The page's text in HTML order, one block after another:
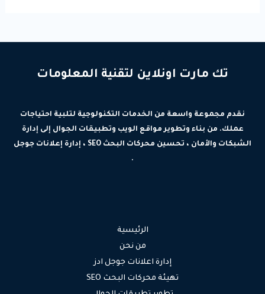
تك مارت اونلاين لتقنية المعلومات
نقدم مجموعة واسعة من الخدمات التكنولوجية لتلبية احتياجات
عملك. من بناء وتطوير مواقع الويب وتطبيقات الجوال إلى إدارة
الشبكات والأمان ، تحسين محركات البحث SEO ، إدارة إعلانات جوجل
.
الرئيسية
من نحن
إدارة اعلانات جوجل ادز
تهيئة محركات البحث SEO